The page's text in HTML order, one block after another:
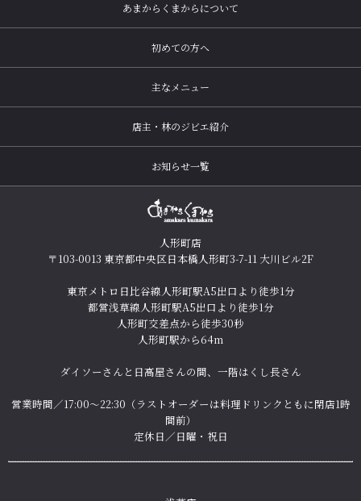
あまからくまからについて
初めての方へ
主なメニュー
店主・林のジビエ紹介
お知らせ一覧
人形町店
〒103-0013 東京都中央区日本橋人形町3-7-11 大川ビル2F
東京メトロ日比谷線人形町駅A5出口より徒歩1分
都営浅草線人形町駅A5出口より徒歩1分
人形町交差点から徒歩30秒
人形町駅から64m
ダイソーさんと日高屋さんの間、一階はくし長さん
営業時間／17:00～22:30（ラストオーダーは料理ドリンクともに閉店1時
間前）
定休日／日曜・祝日